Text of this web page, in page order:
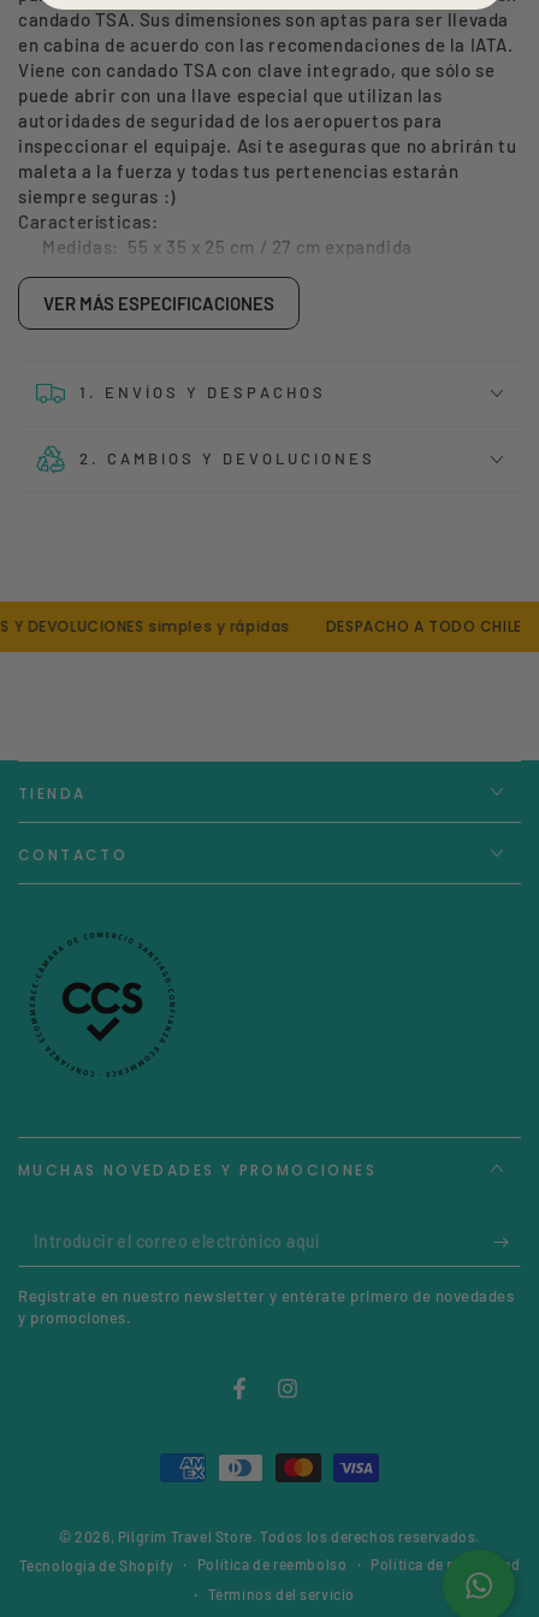
RPET
43
LTS
RPET
43
LTS
candado TSA. Sus dimensiones son aptas para ser llevada
en cabina de acuerdo con las recomendaciones de la IATA.
Viene con candado TSA con clave integrado, que sólo se
puede abrir con una llave especial que utilizan las
autoridades de seguridad de los aeropuertos para
inspeccionar el equipaje. Así te aseguras que no abrirán tu
maleta a la fuerza y todas tus pertenencias estarán
siempre seguras :)
Características:
Medidas: 55 x 35 x 25 cm / 27 cm expandida
Peso: 2,4 kg
Capacidad: 39Lts + 4 Lts expandida
Interior completamente forrado, con división central,
Ruedas 360: 4 dobles
VER MÁS ESPECIFICACIONES
1. ENVÍOS Y DESPACHOS
2. CAMBIOS Y DEVOLUCIONES
DEVOLUCIONES simples y rápidas DESPACHO A TODO CHILE
TIENDA
CONTACTO
MUCHAS NOVEDADES Y PROMOCIONES
Introducir
el
correo
Regístrate en nuestro newsletter y entérate primero de novedades
y promociones.
FacebookInstagram
© 2026, Pilgrim Travel Store . Todos los derechos reservados.
Tecnología de Shopify
Política de reembolso
Política de privacidad
Términos del servicio
pago